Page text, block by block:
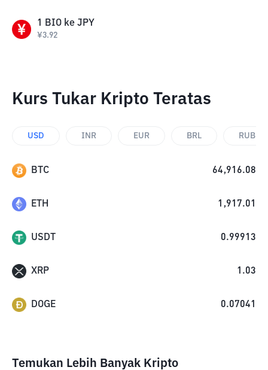
1 BIO ke JPY
¥3.92
Kurs Tukar Kripto Teratas
USD INR EUR BRL RUB
BTC 64,916.08
ETH 1,917.01
USDT 0.99913
XRP 1.03
DOGE 0.07041
Temukan Lebih Banyak Kripto